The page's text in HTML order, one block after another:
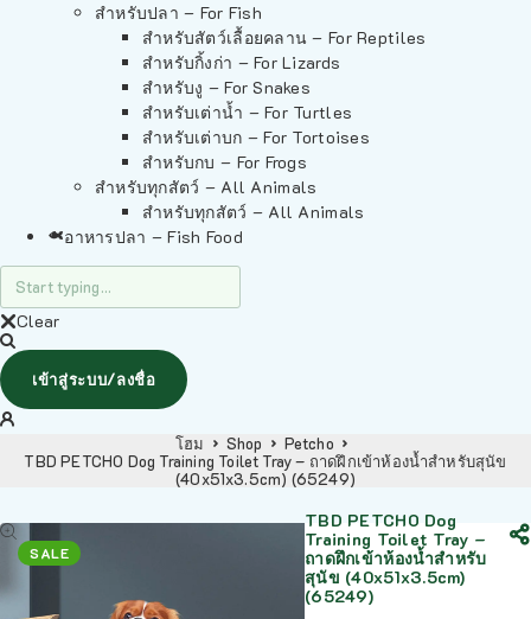
สำหรับปลา – For Fish
สำหรับสัตว์เลื้อยคลาน – For Reptiles
สำหรับกิ้งก่า – For Lizards
สำหรับงู – For Snakes
สำหรับเต่าน้ำ – For Turtles
สำหรับเต่าบก – For Tortoises
สำหรับกบ – For Frogs
สำหรับทุกสัตว์ – All Animals
สำหรับทุกสัตว์ – All Animals
อาหารปลา – Fish Food
Clear
เข้าสู่ระบบ/ลงชื่อ
โฮม Shop
Petcho
TBD PETCHO Dog Training Toilet Tray – ถาดฝึกเข้าห้องน้ำสำหรับสุนัข
(40x51x3.5cm) (65249)
SALE
TBD PETCHO Dog
Training Toilet Tray –
ถาดฝึกเข้าห้องน้ำสำหรับ
สุนัข (40x51x3.5cm)
(65249)